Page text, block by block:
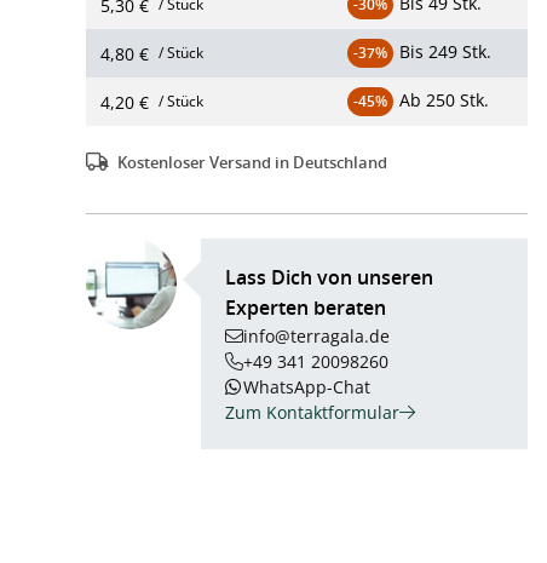
5,30 € / Stück -30%
4,80 € / Stück -37% Bis 249 Stk.
4,20 € / Stück -45% Ab 250 Stk.
Kostenloser Versand in Deutschland
Lass Dich von unseren
Experten beraten
info@terragala.de
+49 341 20098260
WhatsApp-Chat
Zum Kontaktformular